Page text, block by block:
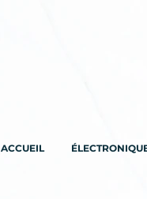
ACCUEIL